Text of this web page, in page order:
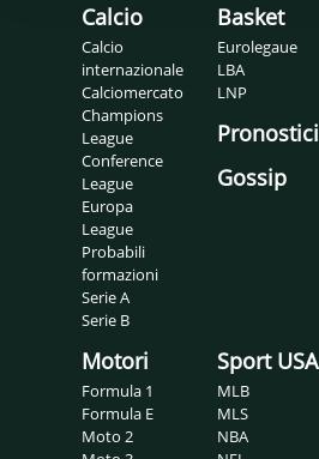
Calcio
Calcio
internazionale
Calciomercato
Champions
League
Conference
League
Europa
League
Probabili
formazioni
Serie A
Serie B
Basket
Eurolegaue
LBA
LNP
Pronostici
Gossip
Motori
Formula 1
Formula E
Moto 2
Sport USA
MLB
MLS
NBA